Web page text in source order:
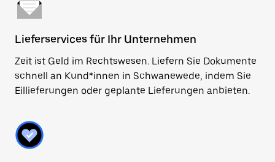
Lieferservices für Ihr Unternehmen
Zeit ist Geld im Rechtswesen. Liefern Sie Dokumente
schnell an Kund*innen in Schwanewede, indem Sie
Eillieferungen oder geplante Lieferungen anbieten.